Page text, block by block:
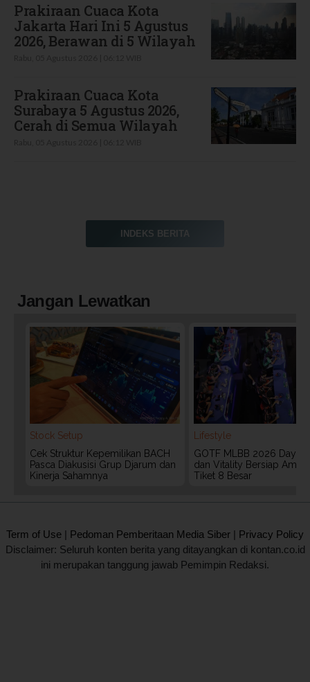
Prakiraan Cuaca Kota
Jakarta Hari Ini 5 Agustus
2026, Berawan di 5 Wilayah
Prakiraan Cuaca Kota
Surabaya 5 Agustus 2026,
Cerah di Semua Wilayah
INDEKS BERITA
Jangan Lewatkan
Stock Setup
Cek Struktur Kepemilikan BACH
Pasca Diakusisi Grup Djarum dan
Kinerja Sahamnya
Lifestyle
GOTF MLBB 2026 Day 2:
dan Vitality Bersiap
Tiket 8 Besar
Term of Use | Pedoman Pemberitaan Media Siber | Privacy Policy
Disclaimer: Seluruh konten berita yang ditayangkan di kontan.co.id
ini merupakan tanggung jawab Pemimpin Redaksi.